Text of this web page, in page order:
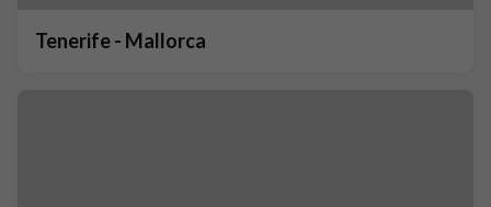
Tenerife - Mallorca